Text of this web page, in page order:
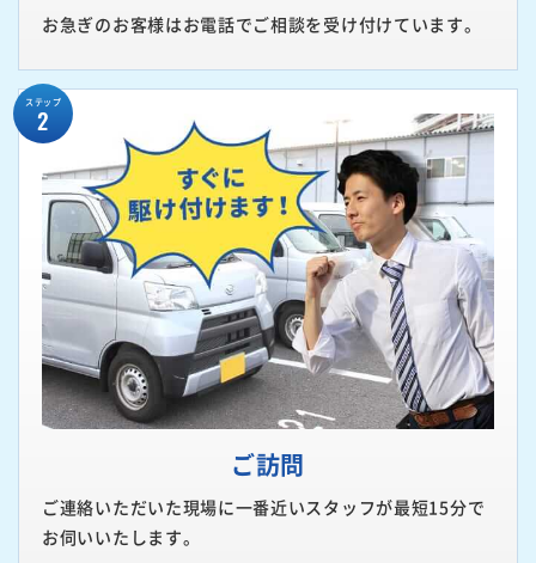
お急ぎのお客様はお電話でご相談を受け付けています。
ステップ
2
ご訪問
ご連絡いただいた現場に一番近いスタッフが最短15分で
お伺いいたします。